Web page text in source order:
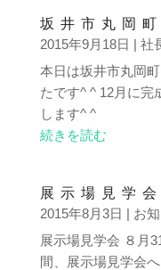
坂井市丸岡町
2015年9月18日 | 社
本日は坂井市丸岡
たです^ ^ 12月に完
します^ ^
続きを読む
展示場見学
2015年8月3日 | お
展示場見学会 ８月
間、展示場見学会